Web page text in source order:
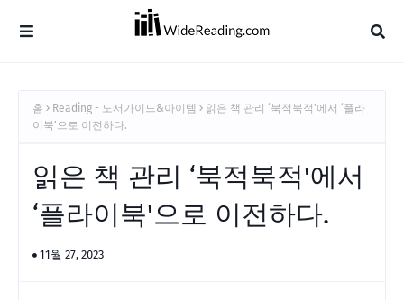
홈 Reading - 도서가이드&아이템
읽은 책 관리 ‘북적북적'에서 ‘플라
이북'으로 이전하다.
읽은 책 관리 ‘북적북적'에서
‘플라이북'으로 이전하다.
11월 27, 2023